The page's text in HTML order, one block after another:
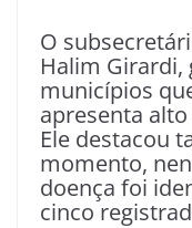
O
Halim
municípios
apresenta
Ele destacou
momento,
doença foi
cinco